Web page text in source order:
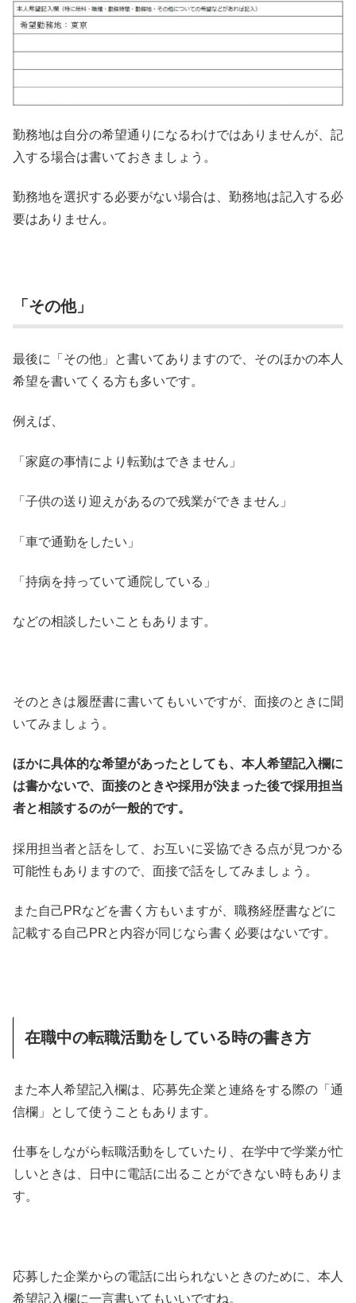
勤務地は自分の希望通りになるわけではありませんが、記
入する場合は書いておきましょう。
勤務地を選択する必要がない場合は、勤務地は記入する必
要はありません。
「その他」
最後に「その他」と書いてありますので、そのほかの本人
希望を書いてくる方も多いです。
例えば、
「家庭の事情により転勤はできません」
「子供の送り迎えがあるので残業ができません」
「車で通勤をしたい」
「持病を持っていて通院している」
などの相談したいこともあります。
そのときは履歴書に書いてもいいですが、面接のときに聞
いてみましょう。
ほかに具体的な希望があったとしても、本人希望記入欄に
は書かないで、面接のときや採用が決まった後で採用担当
者と相談するのが一般的です。
採用担当者と話をして、お互いに妥協できる点が見つかる
可能性もありますので、面接で話をしてみましょう。
また自己PRなどを書く方もいますが、職務経歴書などに
記載する自己PRと内容が同じなら書く必要はないです。
在職中の転職活動をしている時の書き方
また本人希望記入欄は、応募先企業と連絡をする際の「通
信欄」として使うこともあります。
仕事をしながら転職活動をしていたり、在学中で学業が忙
しいときは、日中に電話に出ることができない時もありま
す。
応募した企業からの電話に出られないときのために、本人
希望記入欄に一言書いてもいいですね。